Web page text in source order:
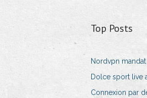
Top Posts
Nordvpn mandat
Dolce sport live
Connexion par